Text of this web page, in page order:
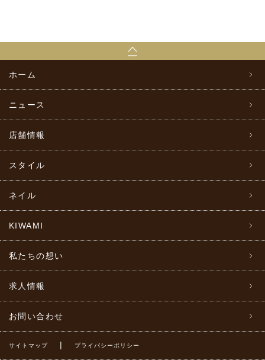
ホーム
ニュース
店舗情報
スタイル
ネイル
KIWAMI
私たちの想い
求人情報
お問い合わせ
サイトマップ | プライバシーポリシー